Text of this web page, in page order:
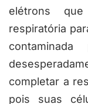
elétrons
respiratória
completar a
pois suas